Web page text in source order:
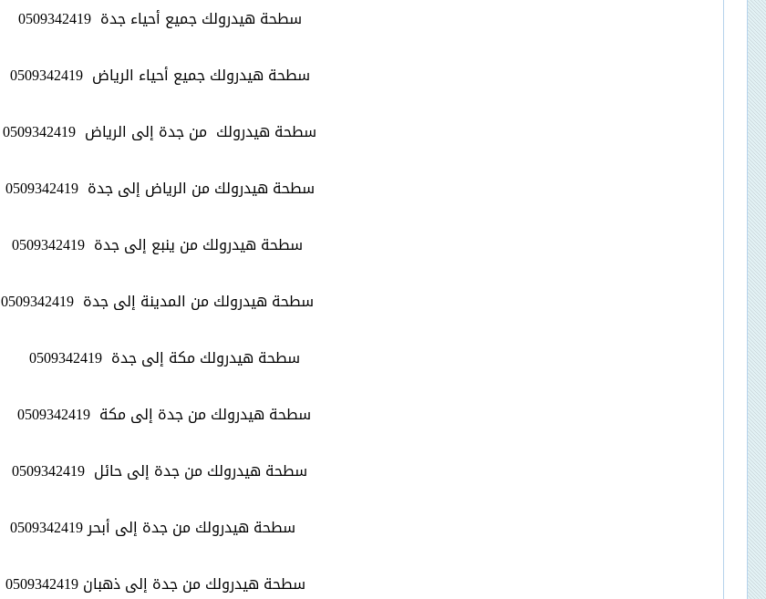
سطحة هيدرولك جميع أحياء جدة0509342419
سطحة هيدرولك جميع أحياء الرياض0509342419
سطحة هيدرولك من جدة إلى الرياض 0509342419
سطحة هيدرولك من الرياض إلى جدة0509342419
سطحة هيدرولك من ينبع إلى جدة 0509342419
سطحة هيدرولك من المدينة إلى جدة 0509342419
سطحة هيدرولك مكة إلى جدة0509342419
سطحة هيدرولك من جدة إلى مكة 0509342419
سطحة هيدرولك من جدة إلى حائل 0509342419
سطحة هيدرولك من جدة إلى أبحر0509342419
سطحة هيدرولك من جدة إلى ذهبان 0509342419